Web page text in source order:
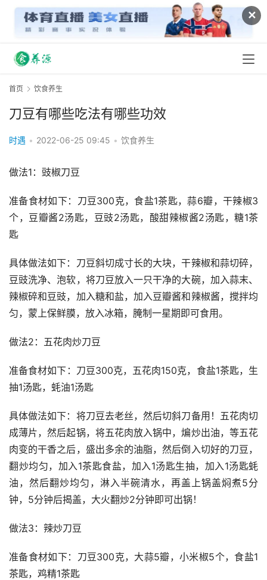
✕
首页 饮食养生
刀豆有哪些吃法有哪些功效
时遇 • 2022-06-25 09:45 • 饮食养生
做法1：豉椒刀豆
准备食材如下：刀豆300克，食盐1茶匙，蒜6瓣，干辣椒3
个，豆瓣酱2汤匙，豆豉2汤匙，酸甜辣椒酱2汤匙，糖1茶
匙
具体做法如下：刀豆斜切成寸长的大块，干辣椒和蒜切碎，
豆豉洗净、泡软，将刀豆放入一只干净的大碗，加入蒜末、
辣椒碎和豆豉，加入糖和盐，加入豆瓣酱和辣椒酱，搅拌均
匀，蒙上保鲜膜，放入冰箱，腌制一星期即可食用。
做法2：五花肉炒刀豆
准备食材如下：刀豆300克，五花肉150克，食盐1茶匙，生
抽1汤匙，蚝油1汤匙
具体做法如下：将刀豆去老丝，然后切斜刀备用！五花肉切
成薄片，然后起锅，将五花肉放入锅中，煸炒出油，等五花
肉变的干香之后，盛出多余的油脂，然后倒入切好的刀豆，
翻炒均匀，加入1茶匙食盐，加入1汤匙生抽，加入1汤匙蚝
油，然后翻炒均匀，淋入半碗清水，再盖上锅盖焖煮5分
钟，5分钟后揭盖，大火翻炒2分钟即可出锅！
做法3：辣炒刀豆
准备食材如下：刀豆300克，大蒜5瓣，小米椒5个，食盐1
茶匙，鸡精1茶匙